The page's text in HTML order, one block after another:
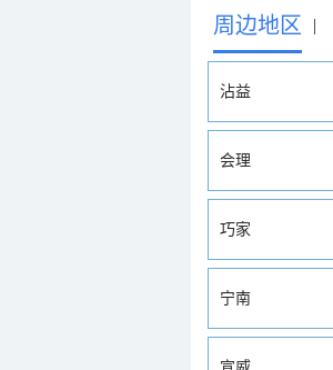
周边地区 |
沾益
会理
巧家
宁南